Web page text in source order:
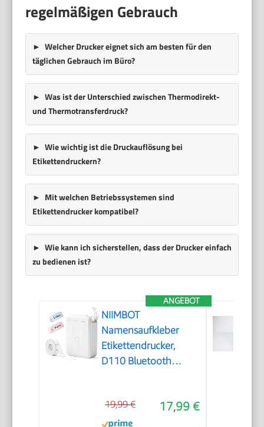
regelmäßigen Gebrauch
Welcher Drucker eignet sich am besten für den
täglichen Gebrauch im Büro?
Was ist der Unterschied zwischen Thermodirekt-
und Thermotransferdruck?
Wie wichtig ist die Druckauflösung bei
Etikettendruckern?
Mit welchen Betriebssystemen sind
Etikettendrucker kompatibel?
Wie kann ich sicherstellen, dass der Drucker einfach
zu bedienen ist?
ANGEBOT
NIIMBOT
Namensaufkleber
Etikettendrucker,
D110 Bluetooth
17,99 €
19,99 €